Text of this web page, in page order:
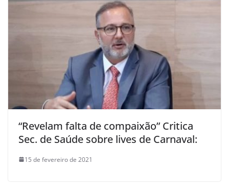
“Revelam falta de compaixão” Critica
Sec. de Saúde sobre lives de Carnaval:
15 de fevereiro de 2021